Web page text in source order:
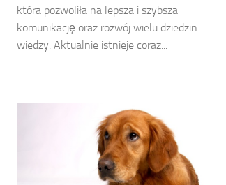
która pozwoliła na lepsza i szybsza
komunikację oraz rozwój wielu dziedzin
wiedzy. Aktualnie istnieje coraz...